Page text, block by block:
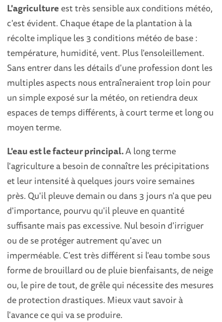
L'agriculture est très sensible aux conditions météo,
c'est évident. Chaque étape de la plantation à la
récolte implique les 3 conditions météo de base :
température, humidité, vent. Plus l'ensoleillement.
Sans entrer dans les détails d'une profession dont les
multiples aspects nous entraîneraient trop loin pour
un simple exposé sur la météo, on retiendra deux
espaces de temps différents, à court terme et long ou
moyen terme.
L'eau est le facteur principal.A long terme
l'agriculture a besoin de connaître les précipitations
et leur intensité à quelques jours voire semaines
près. Qu'il pleuve demain ou dans 3 jours n'a que peu
d'importance, pourvu qu'il pleuve en quantité
suffisante mais pas excessive. Nul besoin d'irriguer
ou de se protéger autrement qu'avec un
imperméable. C'est très différent si l'eau tombe sous
forme de brouillard ou de pluie bienfaisants, de neige
ou, le pire de tout, de grêle qui nécessite des mesures
de protection drastiques. Mieux vaut savoir à
l'avance ce qui va se produire.